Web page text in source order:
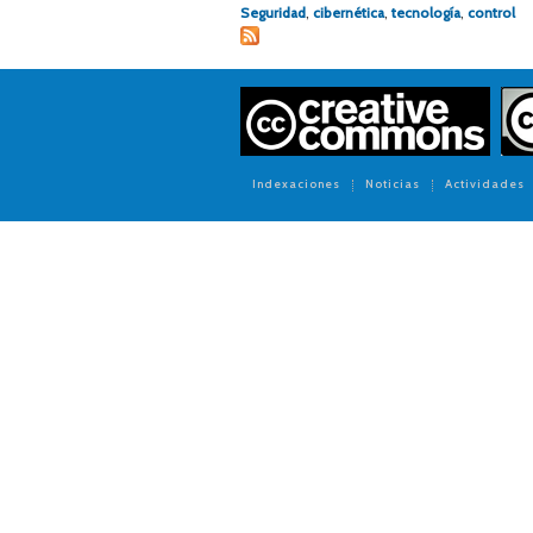
Seguridad, cibernética,tecnología, control
Indexaciones Noticias Actividades